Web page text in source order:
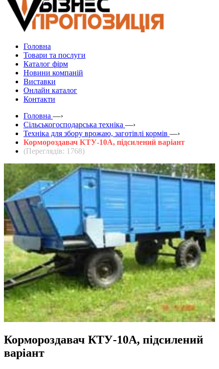
Головна
Товари та послуги
Каталог фірм
Новини компаній
Виставки
Онлайн каталог
Контакти
Головна —›
Сільськогосподарська техніка —›
Техніка для збору врожаю, заготівлі кормів —›
Кормороздавач КТУ-10А, підсилений варіант
(Переглядів: 1768)
Кормороздавач КТУ-10А, підсилений
варіант